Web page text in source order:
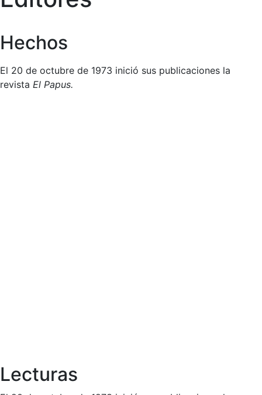
Hechos
El 20 de octubre de 1973 inició sus publicaciones la
revista El Papus.
Lecturas